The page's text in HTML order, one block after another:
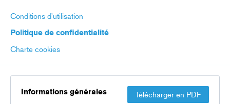
Conditions d'utilisation
Politique de confidentialité
Charte cookies
Télécharger en PDF
Informations générales